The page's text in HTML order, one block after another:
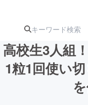
注
ジ
高校生3人組
1粒1回使い